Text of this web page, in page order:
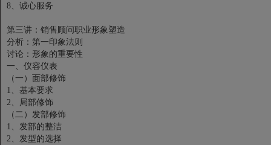
8、诚心服务
第三讲：销售顾问职业形象塑造
分析：第一印象法则
讨论：形象的重要性
一、仪容仪表
（一）面部修饰
1、基本要求
2、局部修饰
（二）发部修饰
1、发部的整洁
2、发型的选择